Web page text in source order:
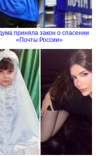
приняла закон о спасении
«Почты России»